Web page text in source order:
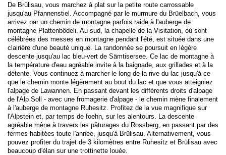
De Brülisau, vous marchez à plat sur la petite route carrossable
jusqu'au Pfannenstiel. Accompagné par le murmure du Brüelbach, vous
arrivez par un chemin de montagne parfois raide à l'auberge de
montagne Plattenbödeli. Au sud, la chapelle de la Visitation, où sont
célébrées des messes en montagne pendant l'été, est située dans une
clairière d'une beauté unique. La randonnée se poursuit en légère
descente jusqu'au lac bleu-vert de Sämtisersee. Ce lac de montagne à
la température d'eau agréable invite à la baignade, aux grillades et à la
détente. Vous continuez à marcher le long de la rive du lac jusqu'à ce
que le chemin monte légèrement au bout du lac et que vous atteigniez
l'alpage de Lawannen. En passant devant les différents droits d'alpage
de l'Alp Soll - avec une fromagerie d'alpage - le chemin mène finalement
à l'auberge de montagne Ruhesitz. Profitez de la vue magnifique sur
l'Alpstein et, par temps de foehn, sur les alentours. La descente
agréable mène à travers les pâturages du Rossberg, en passant par des
fermes habitées toute l'année, jusqu'à Brülisau. Alternativement, vous
pouvez profiter du trajet de 3 kilomètres entre Ruhesitz et Brülisau avec
beaucoup d'élan sur une trottinette louée.